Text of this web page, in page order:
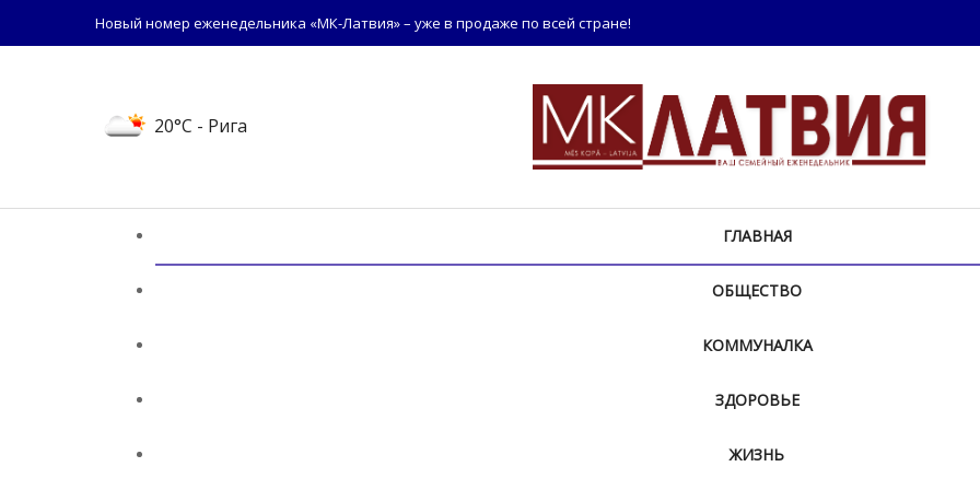
Новый номер еженедельника «МК-Латвия» – уже в продаже по всей стране!
20°C - Рига
ГЛАВНАЯ
ОБЩЕСТВО
КОММУНАЛКА
ЗДОРОВЬЕ
ЖИЗНЬ